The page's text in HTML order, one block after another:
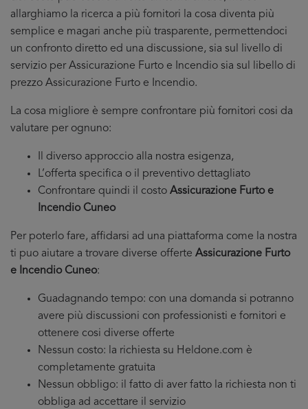
allarghiamo la ricerca a più fornitori la cosa diventa più
semplice e magari anche più trasparente, permettendoci
un confronto diretto ed una discussione, sia sul livello di
servizio per Assicurazione Furto e Incendio sia sul libello di
prezzo Assicurazione Furto e Incendio.
La cosa migliore è sempre confrontare più fornitori cosi da
valutare per ognuno:
Il diverso approccio alla nostra esigenza,
L’offerta specifica o il preventivo dettagliato
Confrontare quindi il costo Assicurazione Furto e
Incendio Cuneo
Per poterlo fare, affidarsi ad una piattaforma come la nostra
ti puo aiutare a trovare diverse offerte Assicurazione Furto
e Incendio Cuneo:
Guadagnando tempo: con una domanda si potranno
avere più discussioni con professionisti e fornitori e
ottenere cosi diverse offerte
Nessun costo: la richiesta su Heldone.com è
completamente gratuita
Nessun obbligo: il fatto di aver fatto la richiesta non ti
obbliga ad accettare il servizio